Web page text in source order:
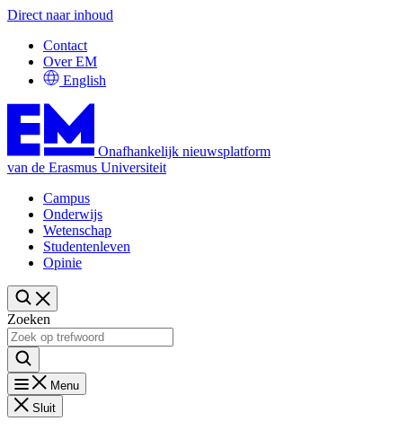
Direct naar inhoud
Contact
Over EM
English
Onafhankelijk nieuwsplatform
van de Erasmus Universiteit
Campus
Onderwijs
Wetenschap
Studentenleven
Opinie
Zoeken
Menu
Sluit